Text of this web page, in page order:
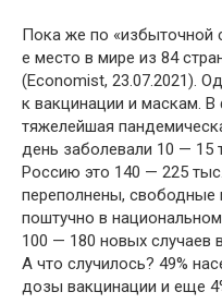
Пока же по «избыточной
е место в мире из 84
(Economist, 23.07.2021).
к вакцинации и маскам.
тяжелейшая
день заболевали 10 — 15
Россию это 140 — 225
переполнены, свободные
поштучно в
100 — 180 новых случаев
А что случилось? 49%
дозы вакцинации и еще